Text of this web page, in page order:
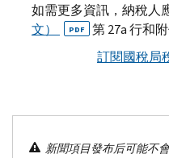
如需更多資訊，納稅人
文）
PDF 第 27a行和
訂閱國稅局
新聞項目發布后可能不